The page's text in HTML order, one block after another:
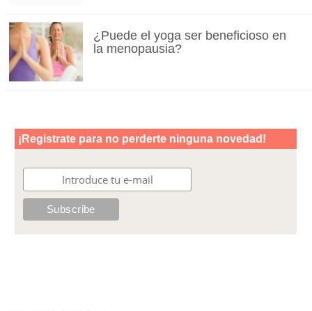
¿Puede el yoga ser beneficioso en
la menopausia?